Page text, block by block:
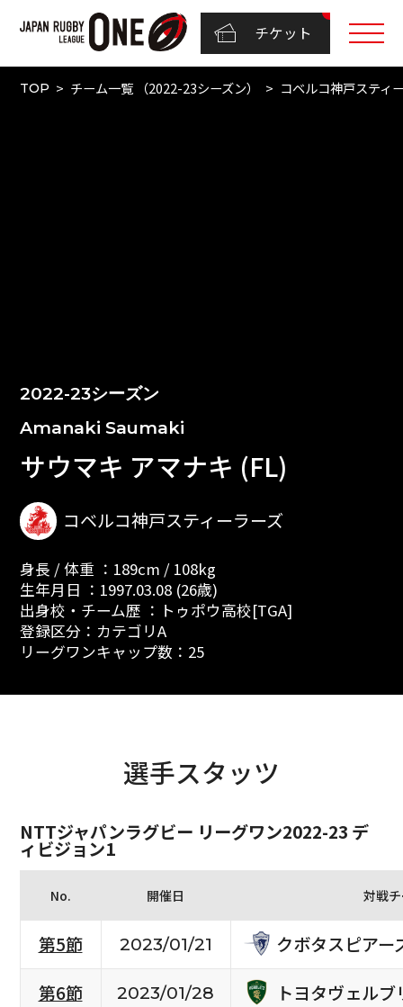
チケット
TOP チーム一覧 （2022-23シーズン） コベルコ神戸スティ
2022-23シーズン
Amanaki Saumaki
サウマキ アマナキ (FL)
コベルコ神戸スティーラーズ
身長 / 体重 ：189cm / 108kg
生年月日 ：1997.03.08 (26歳)
出身校・チーム歴 ：トゥポウ高校[TGA]
登録区分：カテゴリA
リーグワンキャップ数：25
選手スタッツ
NTTジャパンラグビー リーグワン2022-23 デ
ィビジョン1
No. 開催日 対戦
第5節 2023/01/21
クボタスピアー
第6節
2023/01/28
トヨタヴェルブ